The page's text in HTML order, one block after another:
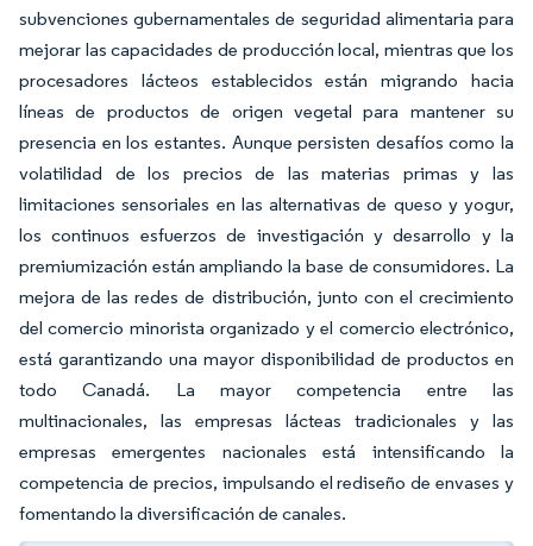
subvenciones gubernamentales de seguridad alimentaria para
mejorar las capacidades de producción local, mientras que los
procesadores lácteos establecidos están migrando hacia
líneas de productos de origen vegetal para mantener su
presencia en los estantes. Aunque persisten desafíos como la
volatilidad de los precios de las materias primas y las
limitaciones sensoriales en las alternativas de queso y yogur,
los continuos esfuerzos de investigación y desarrollo y la
premiumización están ampliando la base de consumidores. La
mejora de las redes de distribución, junto con el crecimiento
del comercio minorista organizado y el comercio electrónico,
está garantizando una mayor disponibilidad de productos en
todo Canadá. La mayor competencia entre las
multinacionales, las empresas lácteas tradicionales y las
empresas emergentes nacionales está intensificando la
competencia de precios, impulsando el rediseño de envases y
fomentando la diversificación de canales.